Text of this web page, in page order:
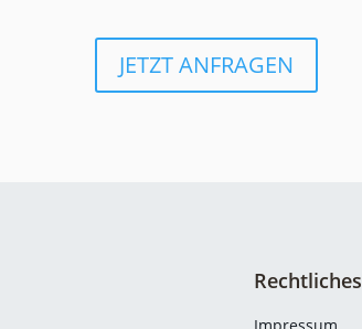
JETZT ANFRAGEN
Rechtliches